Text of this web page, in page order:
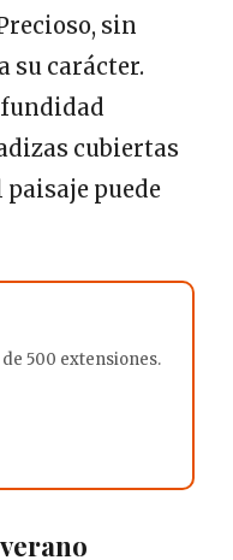
sin
su carácter.
cubiertas
paisaje puede
500 extensiones.